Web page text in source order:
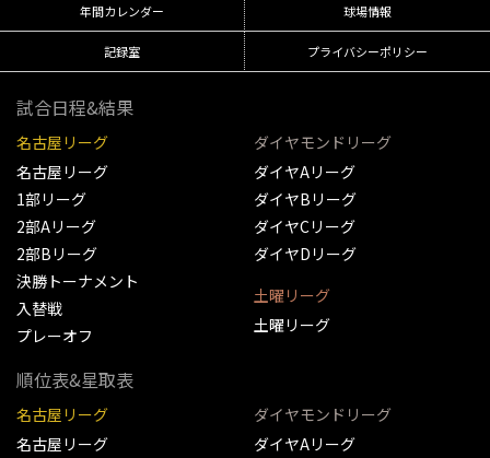
年間カレンダー 球場情報
記録室 プライバシーポリシー
試合日程&結果
名古屋リーグ
名古屋リーグ
1部リーグ
2部Aリーグ
2部Bリーグ
決勝トーナメント
入替戦
プレーオフ
ダイヤモンドリーグ
ダイヤAリーグ
ダイヤBリーグ
ダイヤCリーグ
ダイヤDリーグ
土曜リーグ
土曜リーグ
順位表&星取表
名古屋リーグ
名古屋リーグ
ダイヤモンドリーグ
ダイヤAリーグ